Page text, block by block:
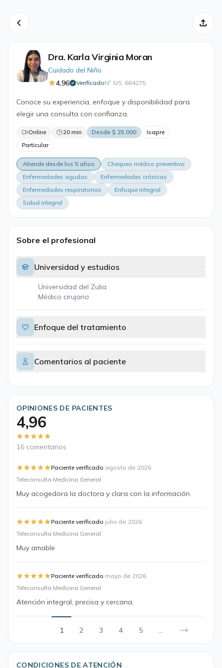
Dra. Karla Virginia Moran
Cuidado del Niño
4,96
VerificadoNº SIS: 664275·
Conoce su experiencia, enfoque y disponibilidad para
elegir una consulta con confianza.
Online 20 min Desde $ 25.000
Isapre
Particular
Atiende desde los 5 años
Chequeo médico preventivo
Enfermedades agudas
Enfermedades crónicas
Enfermedades respiratorias
Enfoque integral
Salud integral
Sobre el profesional
Universidad y estudios
Universidad del Zulia
Médico cirujano
Enfoque del tratamiento
Comentarios al paciente
OPINIONES DE PACIENTES
4,96
16 comentarios
Paciente verificado·agosto de 2026
Teleconsulta Medicina General
Muy acogedora la doctora y clara con la información.
Paciente verificado·julio de 2026
Teleconsulta Medicina General
Muy amable
Paciente verificado·mayo de 2026
Teleconsulta Medicina General
Atención integral, precisa y cercana.
1 2 3 4 5 ...
CONDICIONES DE ATENCIÓN